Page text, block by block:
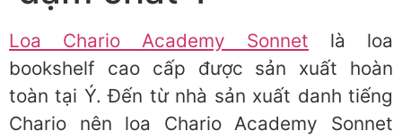
Loa Chario Academy Sonnet là loa
bookshelf cao cấp được sản xuất hoàn
toàn tại Ý. Đến từ nhà sản xuất danh tiếng
Chario nên loa Chario Academy Sonnet